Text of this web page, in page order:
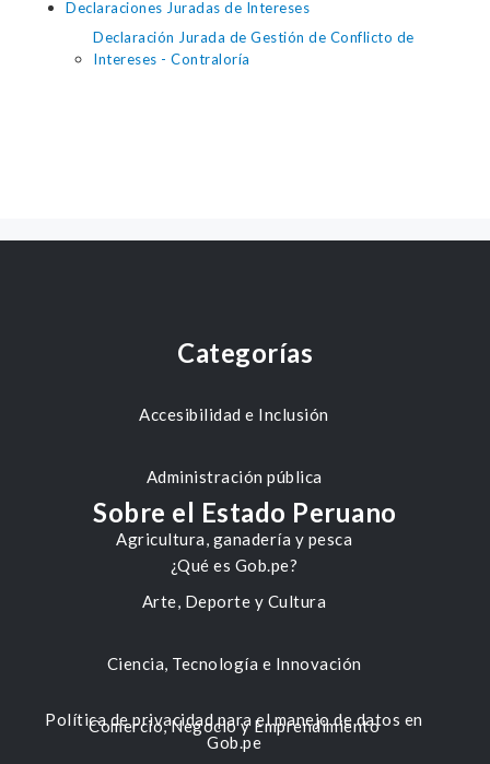
Declaraciones Juradas de Intereses
Declaración Jurada de Gestión de Conflicto de
Intereses - Contraloría
Categorías
Accesibilidad e Inclusión
Administración pública
Agricultura, ganadería y pesca
Arte, Deporte y Cultura
Ciencia, Tecnología e Innovación
Comercio, Negocio y Emprendimiento
Sobre el Estado Peruano
¿Qué es Gob.pe?
Política de privacidad para el manejo de datos en
Gob.pe